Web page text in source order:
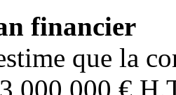
financier
que la